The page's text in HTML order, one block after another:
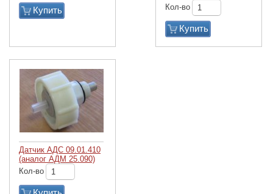
Купить
Кол-во
Купить
Датчик АДС 09.01.410
(аналог АДМ 25.090)
Кол-во